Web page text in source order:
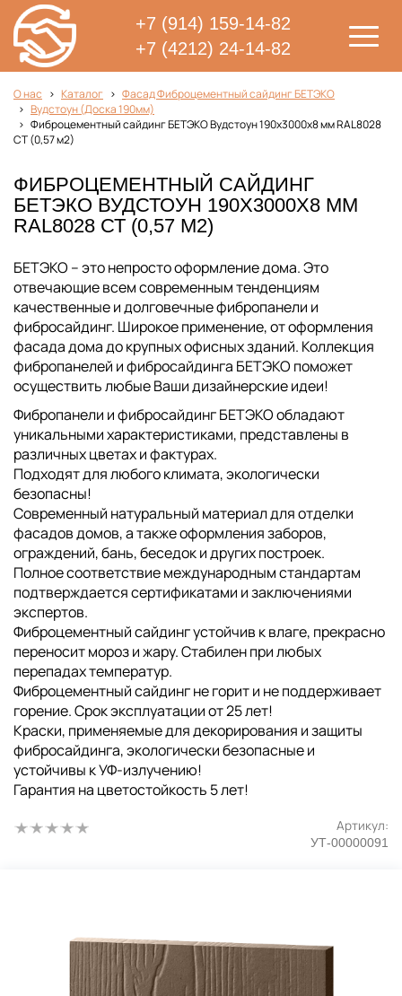
+7 (914) 159-14-82
+7 (4212) 24-14-82
О нас Каталог
Фасад Фиброцементный сайдинг БЕТЭКО
Вудстоун (Доска 190мм)
Фиброцементный сайдинг БЕТЭКО Вудстоун 190х3000х8 мм RAL8028
СТ (0,57 м2)
ФИБРОЦЕМЕНТНЫЙ САЙДИНГ
БЕТЭКО ВУДСТОУН 190Х3000Х8 ММ
RAL8028 СТ (0,57 М2)
БЕТЭКО – это непросто оформление дома. Это
отвечающие всем современным тенденциям
качественные и долговечные фибропанели и
фибросайдинг. Широкое применение, от оформления
фасада дома до крупных офисных зданий. Коллекция
фибропанелей и фибросайдинга БЕТЭКО поможет
осуществить любые Ваши дизайнерские идеи!
Фибропанели и фибросайдинг БЕТЭКО обладают
уникальными характеристиками, представлены в
различных цветах и фактурах.
Подходят для любого климата, экологически
безопасны!
Современный натуральный материал для отделки
фасадов домов, а также оформления заборов,
ограждений, бань, беседок и других построек.
Полное соответствие международным стандартам
подтверждается сертификатами и заключениями
экспертов.
Фиброцементный сайдинг устойчив к влаге, прекрасно
переносит мороз и жару. Стабилен при любых
перепадах температур.
Фиброцементный сайдинг не горит и не поддерживает
горение. Срок эксплуатации от 25 лет!
Краски, применяемые для декорирования и защиты
фибросайдинга, экологически безопасные и
устойчивы к УФ-излучению!
Гарантия на цветостойкость 5 лет!
Артикул:
УТ-00000091